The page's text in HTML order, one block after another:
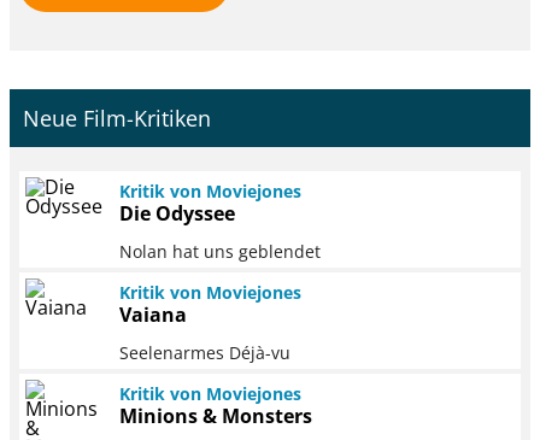
Neue Film-Kritiken
Kritik von Moviejones
Die Odyssee
Nolan hat uns geblendet
Kritik von Moviejones
Vaiana
Seelenarmes Déjà-vu
Kritik von Moviejones
Minions & Monsters